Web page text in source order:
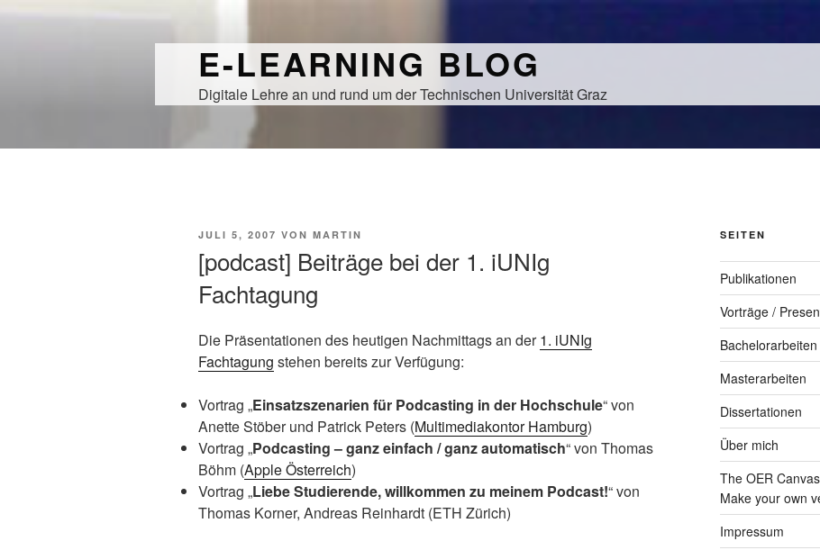
E-LEARNING BLOG
Digitale Lehre an und rund um der Technischen Universität Graz
VERÖFFENTLICHT
JULI 5, 2007 VON MARTIN
[podcast] Beiträge bei der 1. iUNIg
Fachtagung
Die Präsentationen des heutigen Nachmittags an der1. iUNIg
Fachtagung stehen bereits zur Verfügung:
Vortrag „Einsatzszenarien für Podcasting in der Hochschule“ von
Anette Stöber und Patrick Peters (Multimediakontor Hamburg)
Vortrag „Podcasting – ganz einfach / ganz automatisch“ von Thomas
Böhm (Apple Österreich)
Vortrag „Liebe Studierende, willkommen zu meinem Podcast!“ von
Thomas Korner, Andreas Reinhardt (ETH Zürich)
SEITEN
Publikationen
Vorträge /
Bachelorarbeiten
Masterarbeiten
Dissertationen
Über mich
The OER
Make your own
Impressum